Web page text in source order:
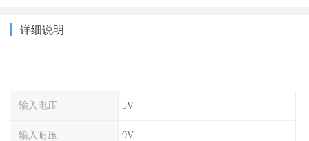
详细说明
输入电压 5V
输入耐压 9V